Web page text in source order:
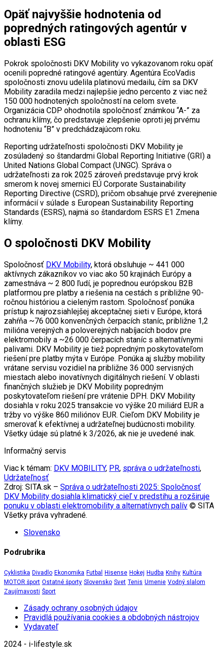
Opäť najvyššie hodnotenia od
popredných ratingových agentúr v
oblasti ESG
Pokrok spoločnosti DKV Mobility vo vykazovanom roku opäť
ocenili popredné ratingové agentúry. Agentúra EcoVadis
spoločnosti znovu udelila platinovú medailu, čím sa DKV
Mobility zaradila medzi najlepšie jedno percento z viac než
150 000 hodnotených spoločností na celom svete.
Organizácia CDP ohodnotila spoločnosť známkou “A-” za
ochranu klímy, čo predstavuje zlepšenie oproti jej prvému
hodnoteniu “B” v predchádzajúcom roku.
Reporting udržateľnosti spoločnosti DKV Mobility je
zosúladený so štandardmi Global Reporting Initiative (GRI) a
United Nations Global Compact (UNGC). Správa o
udržateľnosti za rok 2025 zároveň predstavuje prvý krok
smerom k novej smernici EÚ Corporate Sustainability
Reporting Directive (CSRD), pričom obsahuje prvé zverejnenie
informácií v súlade s European Sustainability Reporting
Standards (ESRS), najmä so štandardom ESRS E1 Zmena
klímy.
O spoločnosti DKV Mobility
Spoločnosť DKV Mobility, ktorá obsluhuje ~ 441 000
aktívnych zákazníkov vo viac ako 50 krajinách Európy a
zamestnáva ~ 2 800 ľudí, je poprednou európskou B2B
platformou pre platby a riešenia na cestách s približne 90-
ročnou históriou a cieleným rastom. Spoločnosť ponúka
prístup k najrozsiahlejšej akceptačnej sieti v Európe, ktorá
zahŕňa ~76 000 konvenčných čerpacích staníc, približne 1,2
milióna verejných a poloverejných nabíjacích bodov pre
elektromobily a ~26 000 čerpacích staníc s alternatívnymi
palivami. DKV Mobility je tiež popredným poskytovateľom
riešení pre platby mýta v Európe. Ponúka aj služby mobility
vrátane servisu vozidiel na približne 36 000 servisných
miestach alebo inovatívnych digitálnych riešení. V oblasti
finančných služieb je DKV Mobility popredným
poskytovateľom riešení pre vrátenie DPH. DKV Mobility
dosiahla v roku 2025 transakcie vo výške 20 miliárd EUR a
tržby vo výške 860 miliónov EUR. Cieľom DKV Mobility je
smerovať k efektívnej a udržateľnej budúcnosti mobility.
Všetky údaje sú platné k 3/2026, ak nie je uvedené inak.
Informačný servis
Viac k témam: DKV MOBILITY, PR, správa o udržateľnosti,
Udržateľnosť
Zdroj: SITA.sk – Správa o udržateľnosti 2025: Spoločnosť
DKV Mobility dosiahla klimatický cieľ v predstihu a rozširuje
ponuku v oblasti elektromobility a alternatívnych palív © SITA
Všetky práva vyhradené.
Slovensko
Podrubrika
Cyklistika Divadlo Ekonomika Futbal Hisense Hokej Hudba Knihy Kultúra
MOTOR šport Ostatné športy Slovensko Svet Tenis Umenie Vodný slalom
Zaujímavosti Šport
Zásady ochrany osobných údajov
Pravidlá používania cookies a obdobných nástrojov
Vydavateľ
2024 - i-lifestyle.sk